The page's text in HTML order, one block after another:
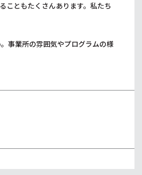
こともたくさんあります。私たち
事業所の雰囲気やプログラムの様